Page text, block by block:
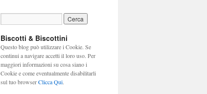
Biscotti & Biscottini
Questo blog può utilizzare i Cookie. Se
continui a navigare accetti il loro uso. Per
maggiori informazioni su cosa siano i
Cookie e come eventualmente disabilitarli
sul tuo browserClicca Qui.